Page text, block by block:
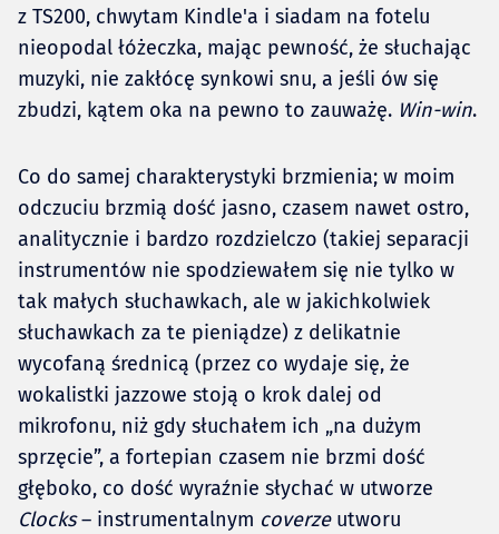
z TS200, chwytam Kindle'a i siadam na fotelu
nieopodal łóżeczka, mając pewność, że słuchając
muzyki, nie zakłócę synkowi snu, a jeśli ów się
zbudzi, kątem oka na pewno to zauważę. Win-win.
Co do samej charakterystyki brzmienia; w moim
odczuciu brzmią dość jasno, czasem nawet ostro,
analitycznie i bardzo rozdzielczo (takiej separacji
instrumentów nie spodziewałem się nie tylko w
tak małych słuchawkach, ale w jakichkolwiek
słuchawkach za te pieniądze) z delikatnie
wycofaną średnicą (przez co wydaje się, że
wokalistki jazzowe stoją o krok dalej od
mikrofonu, niż gdy słuchałem ich „na dużym
sprzęcie”, a fortepian czasem nie brzmi dość
głęboko, co dość wyraźnie słychać w utworze
Clocks– instrumentalnym coverzeutworu